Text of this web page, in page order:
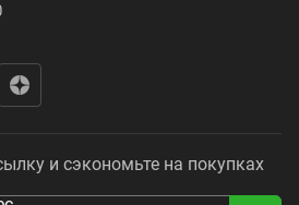
и сэкономьте на покупках